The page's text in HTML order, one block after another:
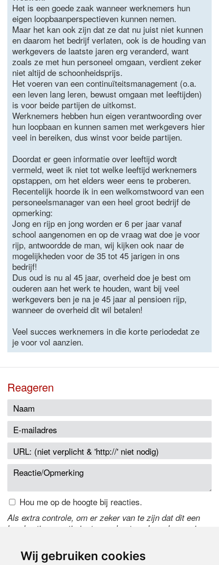
Wij gebruiken cookies
Het is een goede zaak wanneer werknemers hun
eigen loopbaanperspectieven kunnen nemen.
Maar het kan ook zijn dat ze dat nu juist niet kunnen
en daarom het bedrijf verlaten, ook is de houding van
werkgevers de laatste jaren erg veranderd, want
zoals ze met hun personeel omgaan, verdient zeker
niet altijd de schoonheidsprijs.
Het voeren van een continuïteitsmanagement (o.a.
een leven lang leren, bewust omgaan met leeftijden)
is voor beide partijen de uitkomst.
Werknemers hebben hun eigen verantwoording over
hun loopbaan en kunnen samen met werkgevers hier
veel in bereiken, dus winst voor beide partijen.
Doordat er geen informatie over leeftijd wordt
vermeld, weet ik niet tot welke leeftijd werknemers
opstappen, om het elders weer eens te proberen.
Recentelijk hoorde ik in een welkomstwoord van een
personeelsmanager van een heel groot bedrijf de
opmerking:
Jong en rijp en jong worden er 6 per jaar vanaf
school aangenomen en op de vraag wat doe je voor
rijp, antwoordde de man, wij kijken ook naar de
mogelijkheden voor de 35 tot 45 jarigen in ons
bedrijf!
Dus oud is nu al 45 jaar, overheid doe je best om
ouderen aan het werk te houden, want bij veel
werkgevers ben je na je 45 jaar al pensioen rijp,
wanneer de overheid dit wil betalen!
Veel succes werknemers in die korte periodedat ze
je voor vol aanzien.
Reageren
Hou me op de hoogte bij reacties.
Als extra controle, om er zeker van te zijn dat dit een
handmatige reactie is, typ onderstaande code over in
de code te wijzigen.